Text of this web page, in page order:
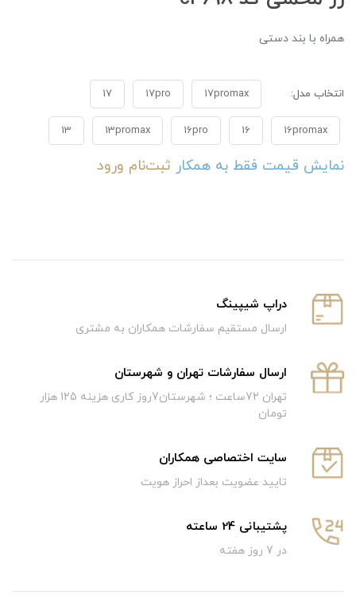
همراه با بند دستی
انتخاب مدل: 17promax
17pro
17
16promax
16
16pro
13promax
13
نمایش قیمت فقط به همکار ثبت‌نام ورود
دراپ شیپینگ
ارسال مستقیم سفارشات همکاران به مشتری
ارسال سفارشات تهران و شهرستان
تهران 72ساعت ؛ شهرستان7روز کاری هزینه 125 هزار
تومان
سایت اختصاصی همکاران
تایید عضویت بعداز احراز هویت
پشتیبانی 24 ساعته
در 7 روز هفته